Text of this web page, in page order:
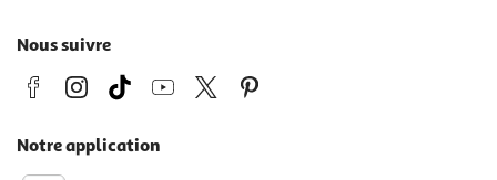
Nous suivre
Notre application